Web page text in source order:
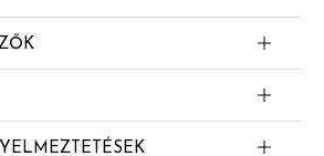
és ételmaradék-eltávolítás
csillogó edények
formula – kevesebb is elegendő
felületaktív anyagok